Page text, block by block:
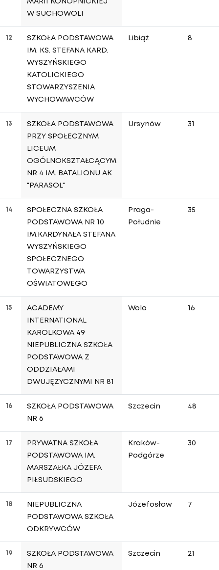
W SUCHOWOLI
12
SZKOŁA PODSTAWOWA
IM. KS. STEFANA KARD.
WYSZYŃSKIEGO
KATOLICKIEGO
STOWARZYSZENIA
WYCHOWAWCÓW
Libiąż 8
13
SZKOŁA PODSTAWOWA
PRZY SPOŁECZNYM
LICEUM
OGÓLNOKSZTAŁCĄCYM
NR 4 IM. BATALIONU AK
"PARASOL"
Ursynów 31
14
SPOŁECZNA SZKOŁA
PODSTAWOWA NR 10
IM.KARDYNAŁA STEFANA
WYSZYŃSKIEGO
SPOŁECZNEGO
TOWARZYSTWA
OŚWIATOWEGO
Praga-
Południe
35
15
ACADEMY
INTERNATIONAL
KAROLKOWA 49
NIEPUBLICZNA SZKOŁA
PODSTAWOWA Z
ODDZIAŁAMI
DWUJĘZYCZNYMI NR 81
Wola 16
16
SZKOŁA PODSTAWOWA
NR 6
Szczecin 48
17
PRYWATNA SZKOŁA
PODSTAWOWA IM.
MARSZAŁKA JÓZEFA
PIŁSUDSKIEGO
Kraków-
Podgórze
30
18
NIEPUBLICZNA
PODSTAWOWA SZKOŁA
ODKRYWCÓW
Józefosław 7
19
SZKOŁA PODSTAWOWA
NR 6
Szczecin 21